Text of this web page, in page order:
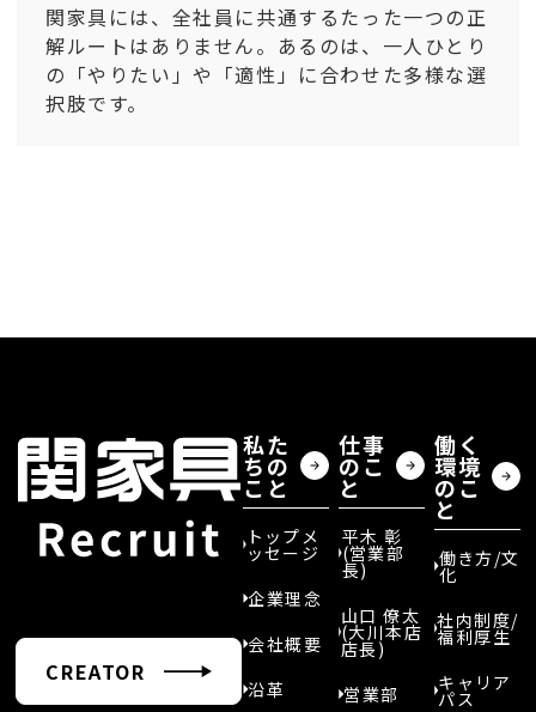
関家具には、全社員に共通するたった一つの正
解ルートはありません。あるのは、一人ひとり
の「やりたい」や「適性」に合わせた多様な選
択肢です。
CREATOR
私た
ちの
こと
トップメ
ッセージ
企業理念
会社概要
沿革
仕事
のこ
と
平木 彰
(営業部
長)
山口 僚太
(大川本店
店長)
営業部
働く
環境
のこ
と
働き方/文
化
社内制度/
福利厚生
キャリア
パス